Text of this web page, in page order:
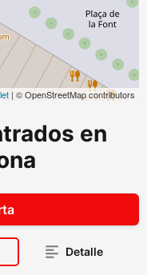
| © OpenStreetMap contributors
en
Detalle